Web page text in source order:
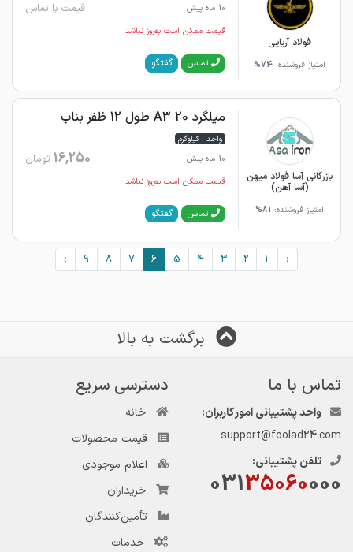
فولاد آریایی
امتیاز فروشنده: 74%
10 ماه پیش قیمت با تماس
قیمت ممکن است به‌روز نباشد
تماس گفتگو
بازرگانی آسا فولاد میهن
(آسا آهن)
امتیاز فروشنده: 81%
میلگرد 20 A3 طول 12 ظفر بناب
واحد : کیلوگرم
10 ماه پیش
16,250 تومان
قیمت ممکن است به‌روز نباشد
تماس گفتگو
‹
1
2
3
4
5
6
7
8
9
›
برگشت به بالا
تماس با ما
واحد پشتیبانی امور کاربران:
support@foolad24.com
تلفن پشتیبانی:
03135060000
دسترسی سریع
خانه
قیمت محصولات
اعلام موجودی
خریداران
تأمین‌کنندگان
خدمات